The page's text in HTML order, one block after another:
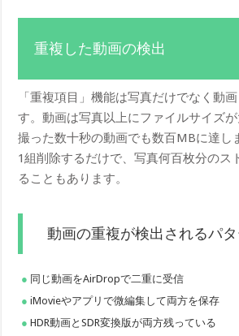
重複した動画の検出
「重複項目」機能は写真だけでなく動
す。動画は写真以上にファイルサイズ
撮った数十秒の動画でも数百MBに達し
1組削除するだけで、写真何百枚分のス
ることもあります。
動画の重複が検出されるパ
同じ動画をAirDropで二重に受信
iMovieやアプリで微編集して両方を保存
HDR動画とSDR変換版が両方残っている